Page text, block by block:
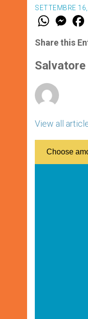
SETTEMBRE
W
t
s
p
p
M
e
s
e
g
e
Share this
View all